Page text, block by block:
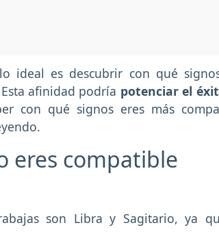
ideal es descubrir con qué
afinidad podría potenciar el
con qué signos eres más
eres compatible
son Libra y Sagitario, ya